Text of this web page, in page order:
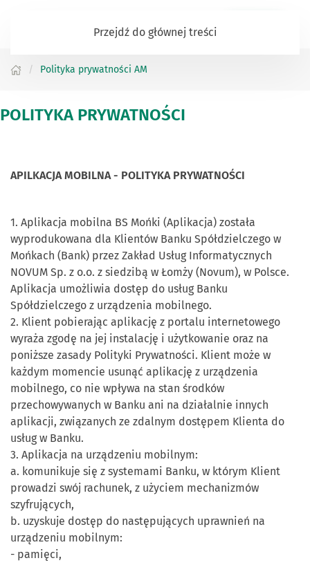
Przejdź do głównej treści
Polityka prywatności AM
POLITYKA PRYWATNOŚCI
APILKACJA MOBILNA - POLITYKA PRYWATNOŚCI
1. Aplikacja mobilna BS Mońki (Aplikacja) została
wyprodukowana dla Klientów Banku Spółdzielczego w
Mońkach (Bank) przez Zakład Usług Informatycznych
NOVUM Sp. z o.o. z siedzibą w Łomży (Novum), w Polsce.
Aplikacja umożliwia dostęp do usług Banku
Spółdzielczego z urządzenia mobilnego.
2. Klient pobierając aplikację z portalu internetowego
wyraża zgodę na jej instalację i użytkowanie oraz na
poniższe zasady Polityki Prywatności. Klient może w
każdym momencie usunąć aplikację z urządzenia
mobilnego, co nie wpływa na stan środków
przechowywanych w Banku ani na działalnie innych
aplikacji, związanych ze zdalnym dostępem Klienta do
usług w Banku.
3. Aplikacja na urządzeniu mobilnym:
a. komunikuje się z systemami Banku, w którym Klient
prowadzi swój rachunek, z użyciem mechanizmów
szyfrujących,
b. uzyskuje dostęp do następujących uprawnień na
urządzeniu mobilnym:
- pamięci,